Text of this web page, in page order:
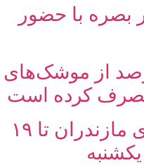
بصره با حضور
نزدیک به ۸۰ درصد از موشک‌های
مصرف کرده است
پیش‌بینی وضعیت هوای مازندران تا ۱۹